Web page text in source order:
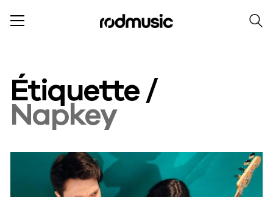
Étiquette /
Napkey